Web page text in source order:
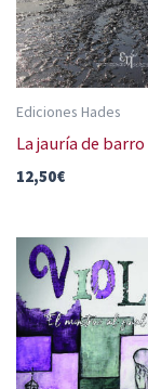
Ediciones Hades
La jauría de barro
12,50€